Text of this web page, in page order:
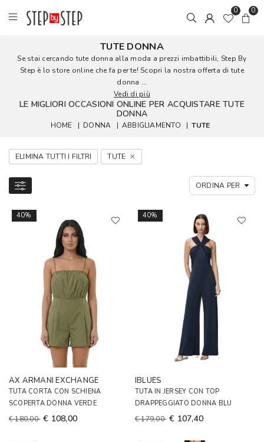
0 0
TUTE DONNA
Se stai cercando tute donna alla moda a prezzi imbattibili, Step By
Step è lo store online che fa per te! Scopri la nostra offerta di tute
donna ...
Vedi di più
LE MIGLIORI OCCASIONI ONLINE PER ACQUISTARE TUTE
DONNA
HOME | DONNA | ABBIGLIAMENTO | TUTE
ELIMINA TUTTI I FILTRI TUTE
40%
AX ARMANI EXCHANGE
TUTA CORTA CON SCHIENA
SCOPERTA DONNA VERDE
€ 180,00 € 108,00
40%
IBLUES
TUTA IN JERSEY CON TOP
DRAPPEGGIATO DONNA BLU
€ 179,00 € 107,40